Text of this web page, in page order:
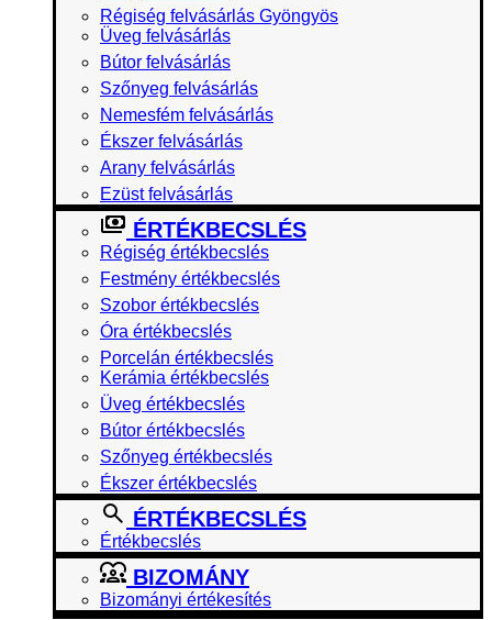
Régiség felvásárlás Gyöngyös
Üveg felvásárlás
Bútor felvásárlás
Szőnyeg felvásárlás
Nemesfém felvásárlás
Ékszer felvásárlás
Arany felvásárlás
Ezüst felvásárlás
ÉRTÉKBECSLÉS
Régiség értékbecslés
Festmény értékbecslés
Szobor értékbecslés
Óra értékbecslés
Porcelán értékbecslés
Kerámia értékbecslés
Üveg értékbecslés
Bútor értékbecslés
Szőnyeg értékbecslés
Ékszer értékbecslés
ÉRTÉKBECSLÉS
Értékbecslés
BIZOMÁNY
Bizományi értékesítés